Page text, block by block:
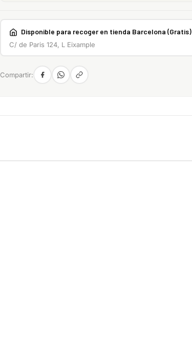
Disponible para recoger en tienda Barcelona (Gratis)
C/ de Paris 124, L Eixample
Compartir: